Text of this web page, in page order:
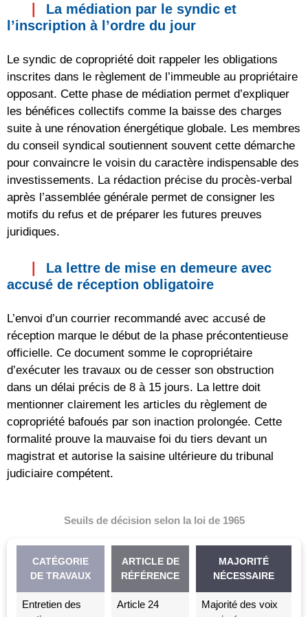
La médiation par le syndic et
l’inscription à l’ordre du jour
Le syndic de copropriété doit rappeler les obligations
inscrites dans le règlement de l’immeuble au propriétaire
opposant. Cette phase de médiation permet d’expliquer
les bénéfices collectifs comme la baisse des charges
suite à une rénovation énergétique globale. Les membres
du conseil syndical soutiennent souvent cette démarche
pour convaincre le voisin du caractère indispensable des
investissements. La rédaction précise du procès-verbal
après l’assemblée générale permet de consigner les
motifs du refus et de préparer les futures preuves
juridiques.
La lettre de mise en demeure avec
accusé de réception obligatoire
L’envoi d’un courrier recommandé avec accusé de
réception marque le début de la phase précontentieuse
officielle. Ce document somme le copropriétaire
d’exécuter les travaux ou de cesser son obstruction
dans un délai précis de 8 à 15 jours. La lettre doit
mentionner clairement les articles du règlement de
copropriété bafoués par son inaction prolongée. Cette
formalité prouve la mauvaise foi du tiers devant un
magistrat et autorise la saisine ultérieure du tribunal
judiciaire compétent.
Seuils de décision selon la loi de 1965
CATÉGORIE
DE TRAVAUX
ARTICLE DE
RÉFÉRENCE
MAJORITÉ
NÉCESSAIRE
Entretien des
Article 24
Majorité des voix